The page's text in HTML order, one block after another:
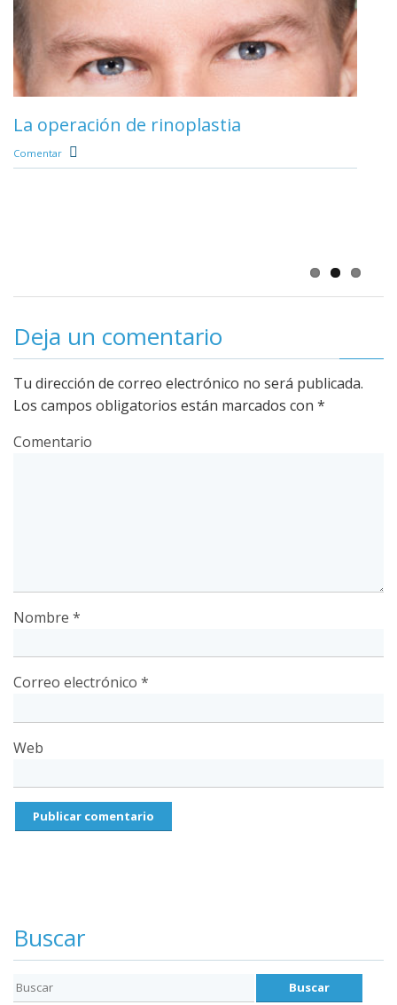
Rinoplastia y cocaína
Comentar
La operación de rinoplastia
Comentar
Deja un comentario
Tu dirección de correo electrónico no será publicada.
Los campos obligatorios están marcados con *
Comentario
Nombre *
Correo electrónico *
Web
Buscar